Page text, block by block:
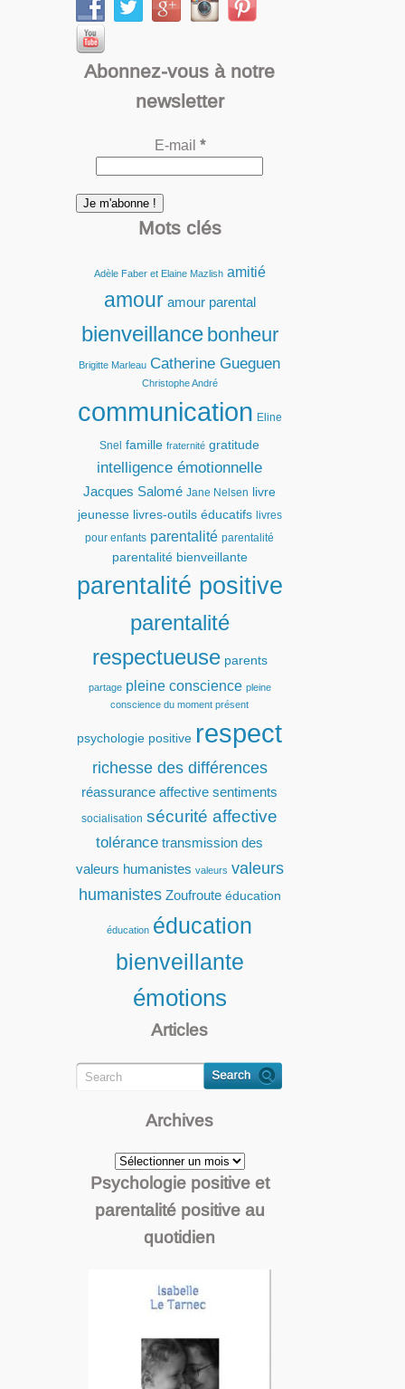
Abonnez-vous à notre
newsletter
E-mail *
Mots clés
Adèle Faber et Elaine Mazlish amitié
amour amour parental
bienveillance bonheur
Brigitte Marleau Catherine Gueguen
Christophe André
communication Eline
Snel famille fraternité gratitude
intelligence émotionnelle
Jacques Salomé Jane Nelsen
livre
jeunesse livres-outils éducatifs livres
pour enfants parentalité parentalité
parentalité bienveillante
parentalité positive
parentalité
respectueuse parents
partage pleine conscience pleine
conscience du moment présent
psychologie positive respect
richesse des différences
réassurance affective sentiments
socialisation sécurité affective
tolérance transmission des
valeurs humanistes valeurs valeurs
humanistes Zoufroute éducation
éducation éducation
bienveillante
émotions
Articles
Archives
Archives
Psychologie positive et
parentalité positive au
quotidien